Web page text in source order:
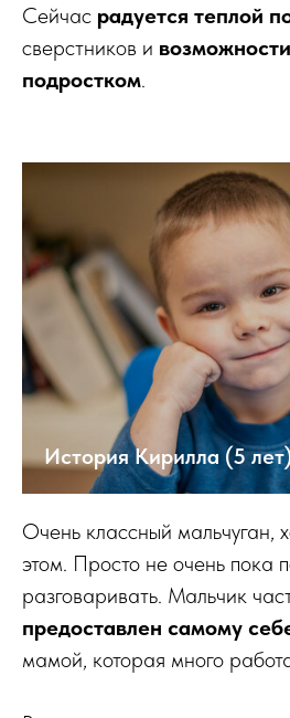
Сейчас радуется теплой
сверстников и
подростком.
История Кирилла (5
Очень классный мальчуган,
этом. Просто не очень пока
разговаривать. Мальчик
предоставлен самому
мамой, которая много